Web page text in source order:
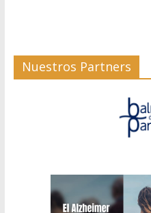
Nuestros Partners